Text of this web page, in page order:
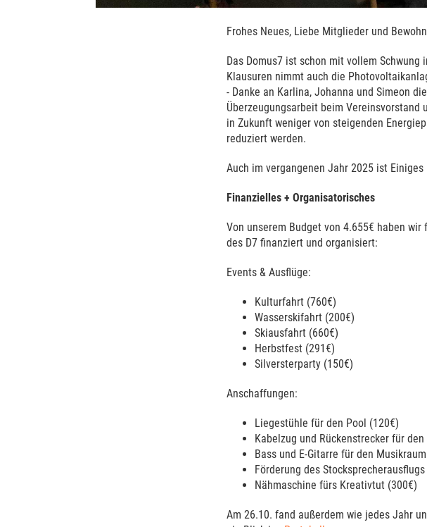
Frohes Neues, Liebe Mitglieder und
Das Domus7 ist schon mit vollem
Klausuren nimmt auch die
- Danke an Karlina, Johanna und Simeon
Überzeugungsarbeit beim
in Zukunft weniger von steigenden
reduziert werden.
Auch im vergangenen Jahr 2025 ist
Finanzielles + Organisatorisches
Von unserem Budget von 4.655€ haben
des D7 finanziert und organisiert:
Events & Ausflüge:
Kulturfahrt (760€)
Wasserskifahrt (200€)
Skiausfahrt (660€)
Herbstfest (291€)
Silversterparty (150€)
Anschaffungen:
Liegestühle für den Pool (120€)
Kabelzug und Rückenstrecker für
Bass und E-Gitarre für den
Förderung des
Nähmaschine fürs Kreativtut (300€)
Am 26.10. fand außerdem wie jedes Jahr